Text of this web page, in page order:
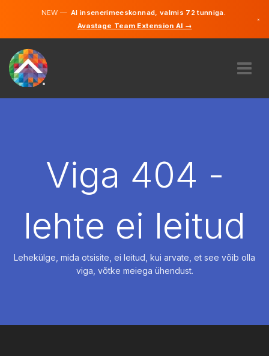
NEW —AI insenerimeeskonnad, valmis 72 tunniga.
Avastage Team Extension AI →
×
PALKAMAViga 404 -
lehte ei leitud
Lehekülge, mida otsisite, ei leitud, kui arvate, et see võib olla
viga, võtke meiega ühendust.